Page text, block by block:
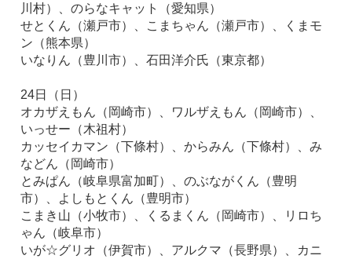
川村）、のらなキャット（愛知県）
せとくん（瀬戸市）、こまちゃん（瀬戸市）、くまモ
ン（熊本県）
いなりん（豊川市）、石田洋介氏（東京都）
24日（日）
オカザえもん（岡崎市）、ワルザえもん（岡崎市）、
いっせー（木祖村）
カッセイカマン（下條村）、からみん（下條村）、み
などん（岡崎市）
とみぱん（岐阜県富加町）、のぶながくん（豊明
市）、よしもとくん（豊明市）
こまき山（小牧市）、くるまくん（岡崎市）、リロち
ゃん（岐阜市）
いが☆グリオ（伊賀市）、アルクマ（長野県）、カニ